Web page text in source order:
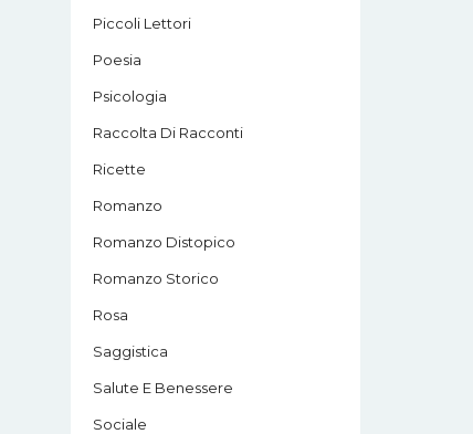
Piccoli Lettori
Poesia
Psicologia
Raccolta Di Racconti
Ricette
Romanzo
Romanzo Distopico
Romanzo Storico
Rosa
Saggistica
Salute E Benessere
Sociale